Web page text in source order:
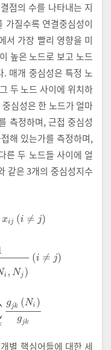
점의 수를 나타내는 지
질수록 연결중심성이
서 가장 빨리 영향을 미
높은 노드로 보고 노드
매개 중심성은 특정 노
두 노드 사이에 위치하
심성은 한 노드가 얼마
측정하며, 근접 중심성
해 있는가를 측정하며,
른 두 노드들 사이에 얼
같은 3개의 중심성지수
≠
d ≠j
kNigjk
별 핵심어들에 대한 세